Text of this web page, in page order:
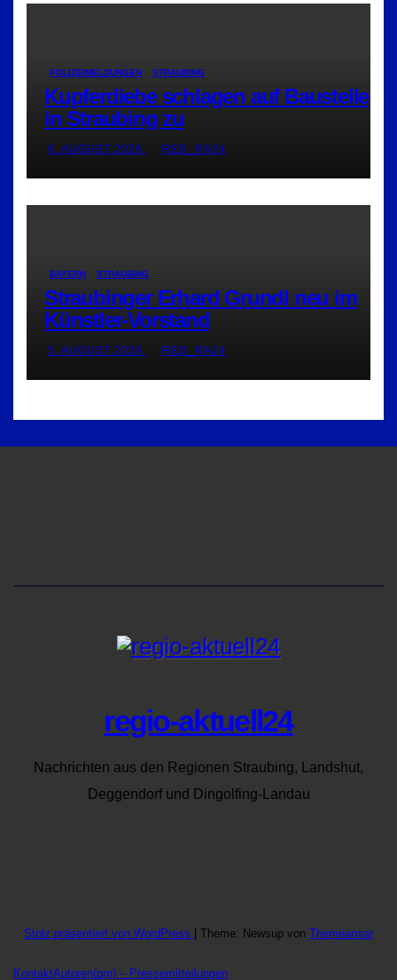
POLIZEIMELDUNGEN STRAUBING
Kupferdiebe schlagen auf Baustelle
in Straubing zu
6. AUGUST 2026 RED_RA24
BAYERN STRAUBING
Straubinger Erhard Grundl neu im
Künstler-Vorstand
5. AUGUST 2026 RED_RA24
regio-aktuell24
Nachrichten aus den Regionen Straubing, Landshut,
Deggendorf und Dingolfing-Landau
Stolz präsentiert von WordPress Theme: Newsup von Themeansar
KontaktAutoren(pm) – Pressemitteilungen